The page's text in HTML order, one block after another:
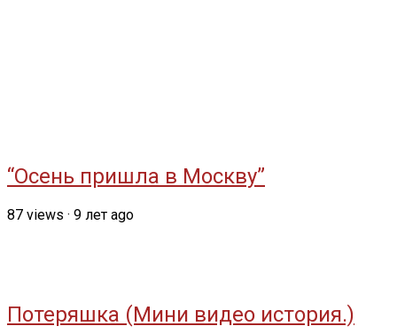
“Осень пришла в Москву”
87 views · 9 лет ago
Потеряшка (Мини видео история.)